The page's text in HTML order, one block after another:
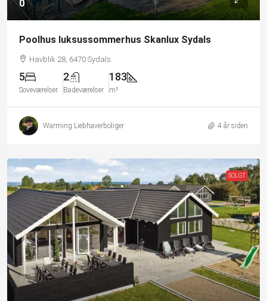
0
Poolhus luksussommerhus Skanlux Sydals
Havblik 28, 6470 Sydals
5
Soveværelser
2
Badeværelser
183
m²
Warming Liebhaverboliger 4 år siden
SOLGT